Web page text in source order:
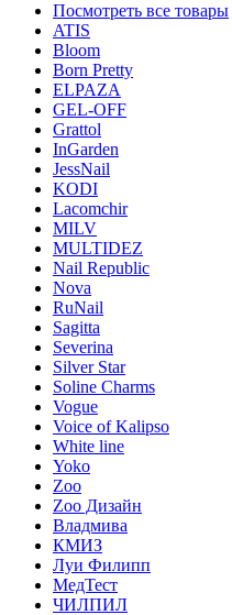
Посмотреть все товары
ATIS
Bloom
Born Pretty
ELPAZA
GEL-OFF
Grattol
InGarden
JessNail
KODI
Lacomchir
MILV
MULTIDEZ
Nail Republic
Nova
RuNail
Sagitta
Severina
Silver Star
Soline Charms
Vogue
Voice of Kalipso
White line
Yoko
Zoo
Zoo Дизайн
Владмива
КМИЗ
Луи Филипп
МедТест
ЧИЛПИЛ